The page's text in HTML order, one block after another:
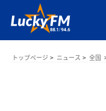
トップページ ニュース 全国